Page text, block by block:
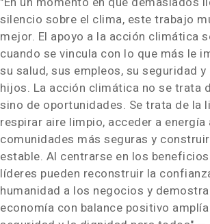
silencio sobre el clima, este trabajo
mejor. El apoyo a la acción climática
cuando se vincula con lo que más le
su salud, sus empleos, su seguridad
hijos. La acción climática no se trata
sino de oportunidades. Se trata de la
respirar aire limpio, acceder a energía
comunidades más seguras y
estable. Al centrarse en los
líderes pueden reconstruir la
humanidad a los negocios y
economía con balance positivo